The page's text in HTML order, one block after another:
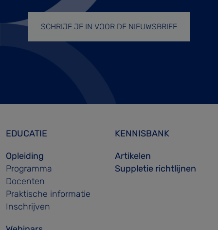
SCHRIJF JE IN VOOR DE NIEUWSBRIEF
EDUCATIE
Opleiding
Programma
Docenten
Praktische informatie
Inschrijven
KENNISBANK
Artikelen
Suppletie richtlijnen